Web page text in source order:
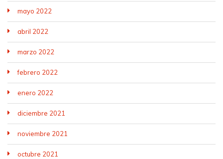
mayo 2022
abril 2022
marzo 2022
febrero 2022
enero 2022
diciembre 2021
noviembre 2021
octubre 2021